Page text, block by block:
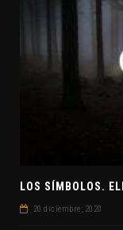
20 diciembre, 2020